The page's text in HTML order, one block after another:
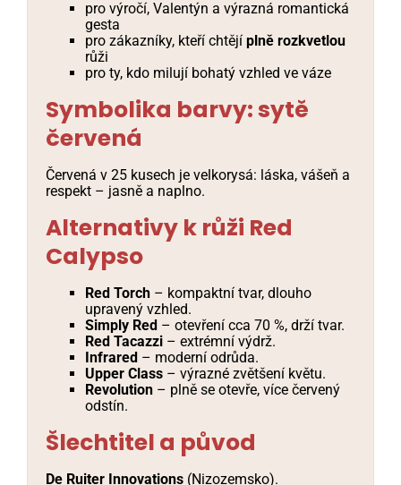
pro výročí, Valentýn a výrazná romantická
gesta
pro zákazníky, kteří chtějí plně rozkvetlou
růži
pro ty, kdo milují bohatý vzhled ve váze
Symbolika barvy: sytě
červená
Červená v 25 kusech je velkorysá: láska, vášeň a
respekt – jasně a naplno.
Alternativy k růži Red
Calypso
Red Torch – kompaktní tvar, dlouho
upravený vzhled.
Simply Red – otevření cca 70 %, drží tvar.
Red Tacazzi – extrémní výdrž.
Infrared – moderní odrůda.
Upper Class – výrazné zvětšení květu.
Revolution – plně se otevře, více červený
odstín.
Šlechtitel a původ
De Ruiter Innovations (Nizozemsko).